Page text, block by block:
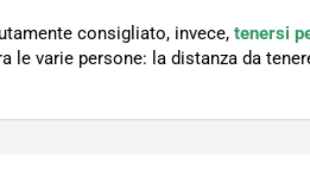
consigliato, invece, tenersi
le varie persone: la distanza da